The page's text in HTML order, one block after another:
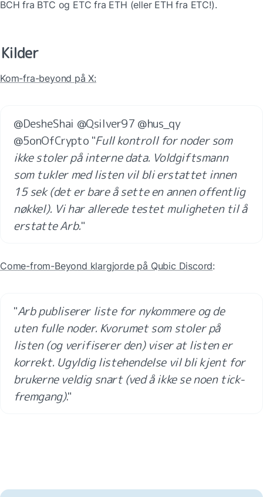
BCH fra BTC og ETC fra ETH (eller ETH fra ETC!).
Kilder
Kom-fra-beyond på X:
@DesheShai @Qsilver97 @hus_qy
@5onOfCrypto "Full kontroll for noder som
ikke stoler på interne data. Voldgiftsmann
som tukler med listen vil bli erstattet innen
15 sek (det er bare å sette en annen offentlig
nøkkel). Vi har allerede testet muligheten til å
erstatte Arb."
Come-from-Beyond klargjorde på Qubic Discord:
"Arb publiserer liste for nykommere og de
uten fulle noder. Kvorumet som stoler på
listen (og verifiserer den) viser at listen er
korrekt. Ugyldig listehendelse vil bli kjent for
brukerne veldig snart (ved å ikke se noen tick-
fremgang)."